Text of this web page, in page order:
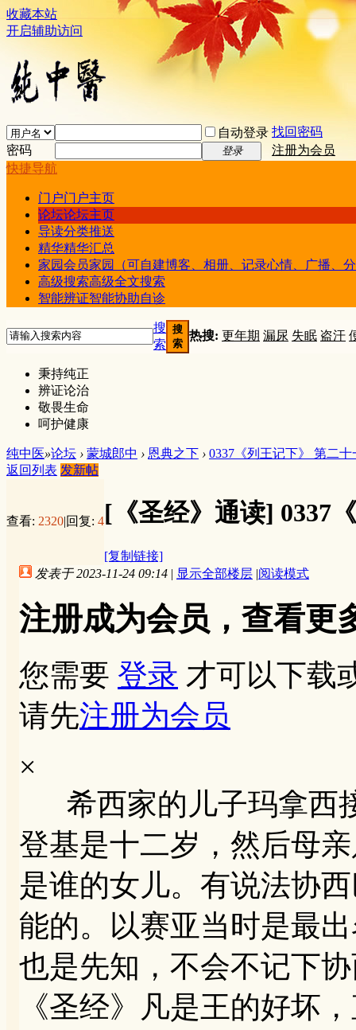
收藏本站
开启辅助访问
自动登录 找回密码
密码
登录
注册为会员
快捷导航
门户门户主页
论坛论坛主页
导读分类推送
精华精华汇总
家园会员家园（可自建博客、相册、记录心情、广播、
高级搜索高级全文搜索
智能辨证智能协助自诊
搜
索
搜
索
热搜: 更年期 漏尿 失眠 盗汗
秉持纯正
辨证论治
敬畏生命
呵护健康
纯中医»论坛 › 蒙城郎中 › 恩典之下 › 0337《列王记下》 第二十
返回列表 发新帖
查看: 2320|回复: 4[《圣经》通读] 0337
[复制链接]
发表于 2023-11-24 09:14 | 显示全部楼层 |阅读模式
注册成为会员，查看更
您需要 登录 才可以下载
请先注册为会员
×
希西家的儿子玛拿西
登基是十二岁，然后母
是谁的女儿。有说法协
能的。以赛亚当时是最
也是先知，不会不记下
《圣经》凡是王的好坏